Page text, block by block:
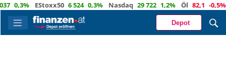
0,3% EStoxx50 6 524 0,3% Nasdaq 29 722 1,2% Öl 82,1 -0,5%
Depot